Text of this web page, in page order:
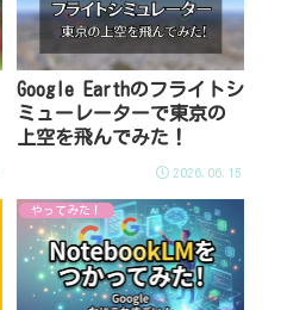
Google Earthのフライトシ
ミューレーターで東京の
上空を飛んでみた！
2026.06.15
やってみた！